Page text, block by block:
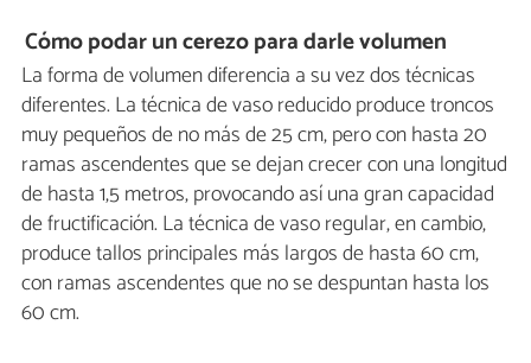
Cómo podar un cerezo para darle volumen
La forma de volumen diferencia a su vez dos técnicas
diferentes. La técnica de vaso reducido produce troncos
muy pequeños de no más de 25 cm, pero con hasta 20
ramas ascendentes que se dejan crecer con una longitud
de hasta 1,5 metros, provocando así una gran capacidad
de fructificación. La técnica de vaso regular, en cambio,
produce tallos principales más largos de hasta 60 cm,
con ramas ascendentes que no se despuntan hasta los
60 cm.